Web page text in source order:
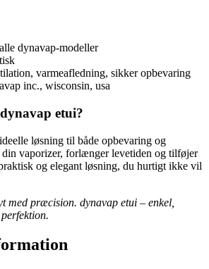
alle dynavap-modeller
varmeafledning, sikker opbevaring
inc., wisconsin, usa
etui?
løsning til både opbevaring og
din vaporizer, forlænger levetiden og tilføjer
og elegant løsning, du hurtigt ikke vil
med præcision. dynavap etui – enkel,